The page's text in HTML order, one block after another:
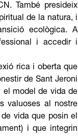
També presideix
de la natura, i
ecològica. A
i accedir i
rica i oberta que
de Sant Jeroni
el model de vida de
valuoses al nostre
vida que posin el
i que integrin